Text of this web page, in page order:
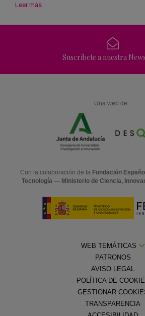
Leer más
Suscríbete a nuestra
Una web de:
Con la colaboración de la Fundación
Tecnología — Ministerio de Ciencia,
WEB TEMÁTICAS
PATRONOS
AVISO LEGAL
POLÍTICA DE
GESTIONAR
TRANSPARENCIA